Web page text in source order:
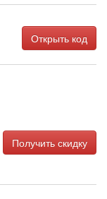
Открыть код
Получить скидку